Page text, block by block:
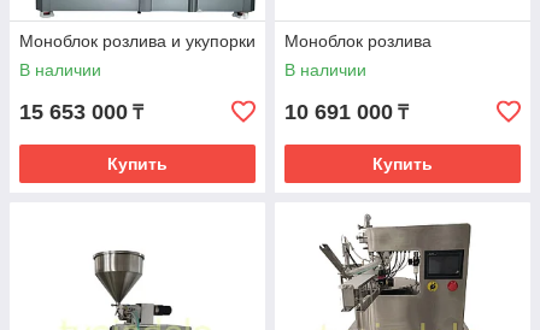
Моноблок розлива и укупорки
В наличии
15 653 000 ₸
Купить
Моноблок розлива
В наличии
10 691 000 ₸
Купить